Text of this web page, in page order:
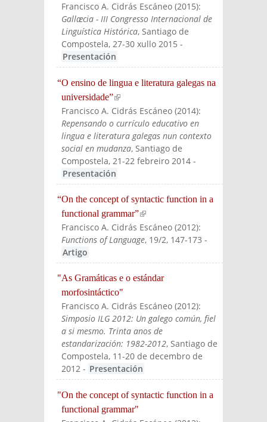
Francisco A. Cidrás Escáneo (2015):
Gallæcia - III Congresso Internacional de
Linguística Histórica, Santiago de
Compostela, 27-30 xullo 2015 -
Presentación
“O ensino de lingua e literatura galegas na
universidade”(link is external)
Francisco A. Cidrás Escáneo (2014):
Repensando o currículo educativo en
lingua e literatura galegas nun contexto
social en mudanza, Santiago de
Compostela, 21-22 febreiro 2014 -
Presentación
“On the concept of syntactic function in a
functional grammar”(link is external)
Francisco A. Cidrás Escáneo (2012):
Functions of Language, 19/2, 147-173 -
Artigo
"As Gramáticas e o estándar
morfosintáctico"
Francisco A. Cidrás Escáneo (2012):
Simposio ILG 2012: Un galego común, fiel
a si mesmo. Trinta anos de
estandarización: 1982-2012, Santiago de
Compostela, 11-20 de decembro de
2012 - Presentación
"On the concept of syntactic function in a
functional grammar"